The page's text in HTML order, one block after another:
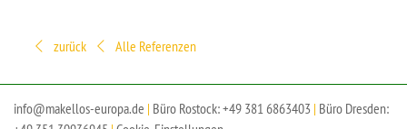
zurück Alle Referenzen
info@makellos-europa.de | Büro Rostock:+49 381 6863403 | Büro Dresden: